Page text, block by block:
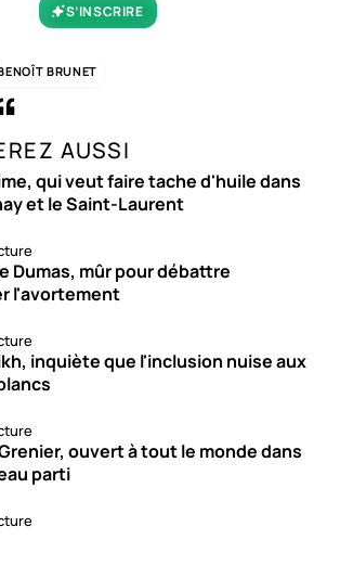
S’INSCRIRE
BRUNET
AUSSI
qui veut faire tache d'huile dans
et le Saint-Laurent
Dumas, mûr pour débattre
l'avortement
inquiète que l'inclusion nuise aux
ouvert à tout le monde dans
parti